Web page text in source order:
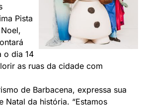
Pista
o dia 14
as ruas da cidade com
de Barbacena, expressa sua
Natal da história. “Estamos